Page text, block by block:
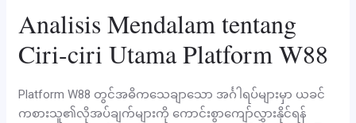
Analisis Mendalam tentang
Ciri-ciri Utama Platform W88
Platform W88 တွင်အဓိကသေချာသော အင်္ဂါရပ်များမှာ ယခင်
ကစားသူ၏လိုအပ်ချက်များကို ကောင်းစွာကျော်လွှားနိုင်ရန်